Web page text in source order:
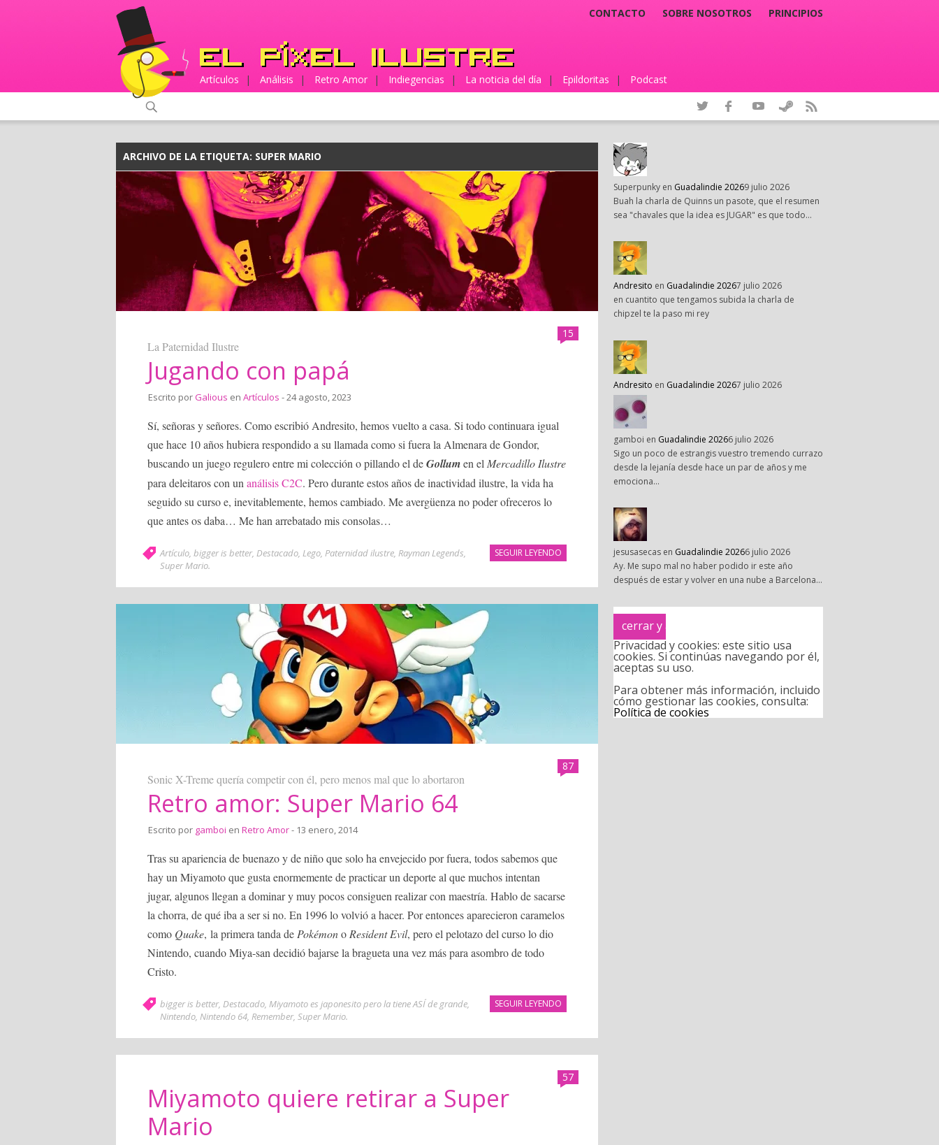
CONTACTO SOBRE NOSOTROS PRINCIPIOS
Artículos | Análisis | Retro Amor | Indiegencias | La noticia del día | Epildoritas | Podcast
ARCHIVO DE LA ETIQUETA: SUPER MARIO
15
La Paternidad Ilustre
Jugando con papá
Escrito por Galious en Artículos - 24 agosto, 2023
Sí, señoras y señores. Como escribió Andresito, hemos vuelto a casa. Si todo continuara igual
que hace 10 años hubiera respondido a su llamada como si fuera la Almenara de Gondor,
buscando un juego regulero entre mi colección o pillando el deGollumen el Mercadillo Ilustre
para deleitaros con un análisis C2C. Pero durante estos años de inactividad ilustre, la vida ha
seguido su curso e, inevitablemente, hemos cambiado. Me avergüenza no poder ofreceros lo
que antes os daba… Me han arrebatado mis consolas…
SEGUIR LEYENDO
Artículo, bigger is better, Destacado, Lego, Paternidad ilustre, Rayman Legends,
Super Mario.
87
Sonic X-Treme quería competir con él, pero menos mal que lo abortaron
Retro amor: Super Mario 64
Escrito por gamboi en Retro Amor- 13 enero, 2014
Tras su apariencia de buenazo y de niño que solo ha envejecido por fuera, todos sabemos que
hay un Miyamoto que gusta enormemente de practicar un deporte al que muchos intentan
jugar, algunos llegan a dominar y muy pocos consiguen realizar con maestría. Hablo de sacarse
la chorra, de qué iba a ser si no. En 1996 lo volvió a hacer. Por entonces aparecieron caramelos
como Quake, la primera tanda de Pokémono Resident Evil, pero el pelotazo del curso lo dio
Nintendo, cuando Miya-san decidió bajarse la bragueta una vez más para asombro de todo
Cristo.
SEGUIR LEYENDO
bigger is better, Destacado, Miyamoto es japonesito pero la tiene ASÍ de grande,
Nintendo, Nintendo 64, Remember, Super Mario.
57
Miyamoto quiere retirar a Super
Mario
Superpunky en Guadalindie 20269 julio 2026
Buah la charla de Quinns un pasote, que el resumen
sea "chavales que la idea es JUGAR" es que todo…
Andresito en Guadalindie 20267 julio 2026
en cuantito que tengamos subida la charla de
chipzel te la paso mi rey
Andresito en Guadalindie 20267 julio 2026
gamboi en Guadalindie 20266 julio 2026
Sigo un poco de estrangis vuestro tremendo currazo
desde la lejanía desde hace un par de años y me
emociona…
jesusasecas en Guadalindie 20266 julio 2026
Ay. Me supo mal no haber podido ir este año
después de estar y volver en una nube a Barcelona…
Privacidad y cookies: este sitio usa
cookies. Si continúas navegando por él,
aceptas su uso.
Para obtener más información, incluido
cómo gestionar las cookies, consulta:
Política de cookies